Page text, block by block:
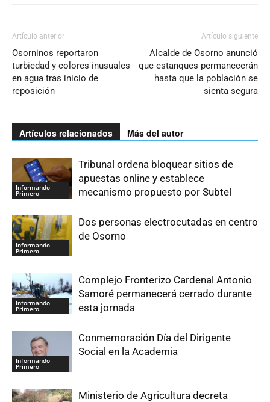
Artículo anterior
Osorninos reportaron
turbiedad y colores inusuales
en agua tras inicio de
reposición
Artículo siguiente
Alcalde de Osorno anunció
que estanques permanecerán
hasta que la población se
sienta segura
Artículos relacionados Más del autor
Informando
Primero
Tribunal ordena bloquear sitios de
apuestas online y establece
mecanismo propuesto por Subtel
Informando
Primero
Dos personas electrocutadas en centro
de Osorno
Informando
Primero
Complejo Fronterizo Cardenal Antonio
Samoré permanecerá cerrado durante
esta jornada
Informando
Primero
Conmemoración Día del Dirigente
Social en la Academia
Ministerio de Agricultura decreta